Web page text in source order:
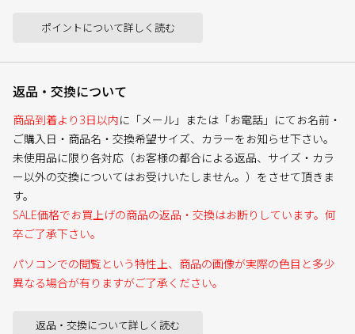
ポイントについて詳しく読む
返品・交換について
商品到着より3日以内に「メール」または「お電話」にてお名前・
ご購入日・商品名・交換希望サイズ、カラーをお知らせ下さい。
未使用品に限り各対応（お客様の都合による返品、サイズ・カラ
ー以外の交換についてはお受けいたしません。）をさせて頂きま
す。
SALE価格でお買上げの商品の返品・交換はお断りしています。何
卒ご了承下さい。
パソコンでの閲覧という特性上、商品の画像が実際の色目と多少
異なる場合が有りますがご了承ください。
返品・交換について詳しく読む